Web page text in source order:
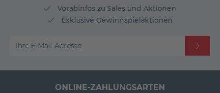
Vorabinfos zu Sales und Aktionen
Exklusive Gewinnspielaktionen
Ihre E-Mail-Adresse
ONLINE-ZAHLUNGSARTEN